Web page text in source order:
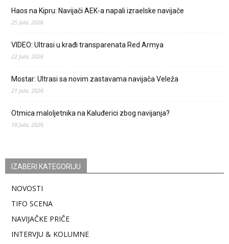
Haos na Kipru: Navijači AEK-a napali izraelske navijače
25 Jula, 2026
VIDEO: Ultrasi u krađi transparenata Red Armya
22 Jula, 2026
Mostar: Ultrasi sa novim zastavama navijača Veleža
21 Jula, 2026
Otmica maloljetnika na Kaluđerici zbog navijanja?
18 Jula, 2026
IZABERI KATEGORIJU
NOVOSTI
TIFO SCENA
NAVIJAČKE PRIČE
INTERVJU & KOLUMNE